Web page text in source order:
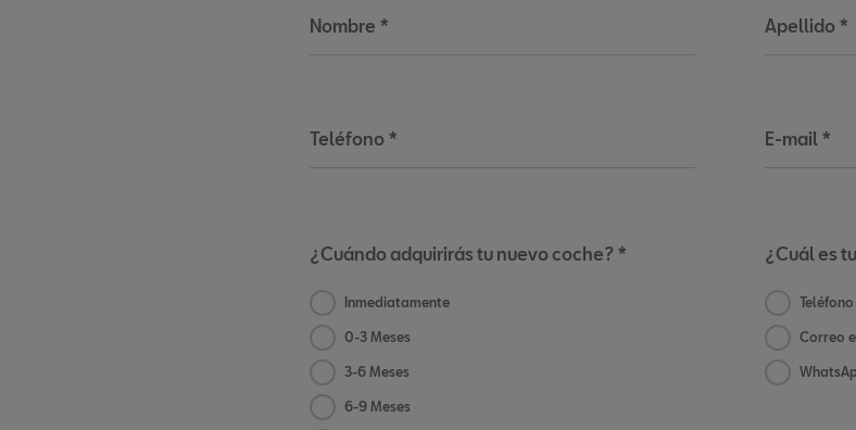
Nombre * Apellido *
Teléfono * E-mail *
¿Cuándo adquirirás tu nuevo coche? *
Inmediatamente
0-3 Meses
3-6 Meses
6-9 Meses
¿Cuál es
Teléfono
Correo